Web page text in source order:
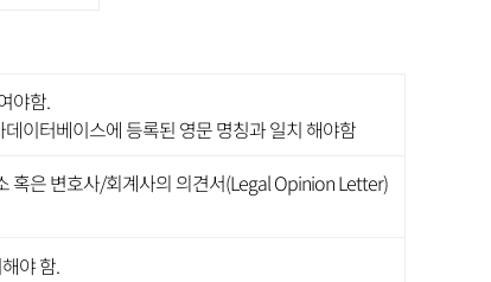
야함.
이터베이스에 등록된 영문 명칭과 일치 해야함
혹은 변호사/회계사의 의견서(Legal Opinion Letter)
야 함.